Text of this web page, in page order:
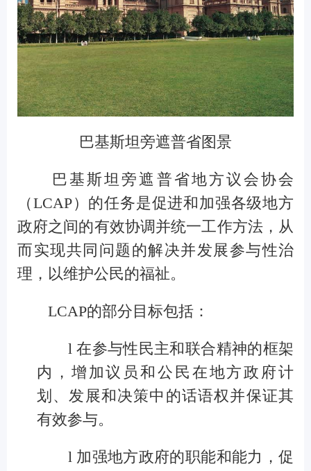
巴基斯坦旁遮普省图景
巴基斯坦旁遮普省地方议会协会
（LCAP） 的任务是促进和加强各级地方
政府之间的有效协调并统一工作方法， 从
而实现共同问题的解决并发展参与性治
理 ，以维护公民的福祉。
LCAP的部分 目标包括 ：
l在参与性民主和联合精神的框架
内，增加议员和公民在地方政府计
划 、发展和决策中的话语权并保证其
有效参与。
l 加强地方政府的职能和能力，促